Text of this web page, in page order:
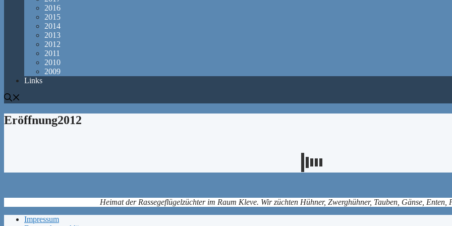
2016
2015
2014
2013
2012
2011
2010
2009
Links
Eröffnung2012
Heimat der Rassegeflügelzüchter im Raum Kleve. Wir züchten Hühner, Zwerghühner, Tauben, Gänse, Enten,
Impressum